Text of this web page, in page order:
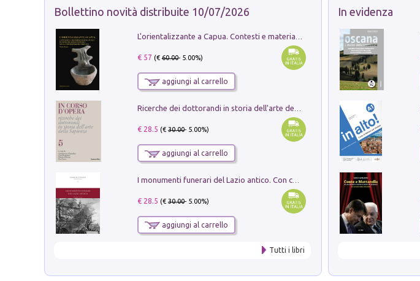
Bollettino novità distribuite 10/07/2026
€ 57 (€60.00- 5.00%)
aggiungi al carrello
€ 28.5 (€30.00- 5.00%)
aggiungi al carrello
I monumenti funerari del Lazio antico. Con cartella con tavole
€ 28.5 (€30.00- 5.00%)
aggiungi al carrello
Tutti i libri
In evidenza